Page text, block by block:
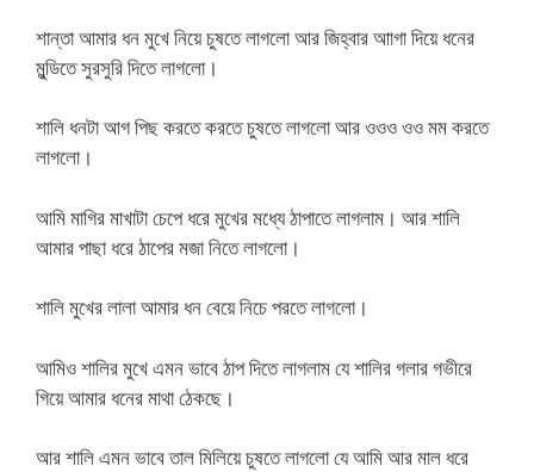
শান্তা আমার ধন মুখে নিয়ে চুষতে লাগলো আর জিহ্বার আাগা দিয়ে ধনের
মুন্ডিতে সুরসুরি দিতে লাগলো।
শালি ধনটা আগ পিছ করতে করতে চুষতে লাগলো আর ওওও ওও মম করতে
লাগলো।
আমি মাগির মাখাটা চেপে ধরে মুখের মধ্যে ঠাপাতে লাগলাম। আর শালি
আমার পাছা ধরে ঠাপের মজা নিতে লাগলো।
শালি মুখের লালা আমার ধন বেয়ে নিচে পরতে লাগলো।
আমিও শালির মুখে এমন ভাবে ঠাপ দিতে লাগলাম যে শালির গলার গভীরে
গিয়ে আমার ধনের মাথা ঠেকছে।
আর শালি এমন ভাবে তাল মিলিয়ে চুষতে লাগলো যে আমি আর মাল ধরে